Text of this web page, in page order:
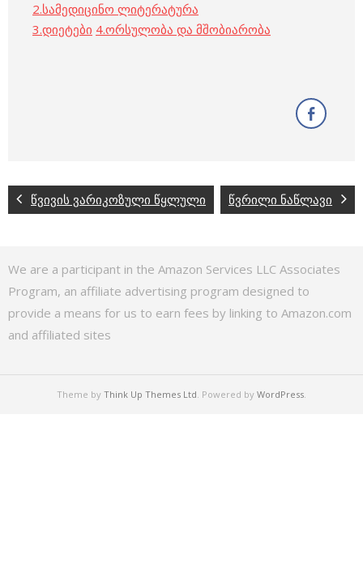
2.სამედიცინო ლიტერატურა
3.დიეტები 4.ორსულობა და მშობიარობა
წვივის ვარიკოზული წყლული წვრილი ნაწლავი
We are a participant in the Amazon Services LLC Associates
Program, an affiliate advertising program designed to
provide a means for us to earn fees by linking to Amazon.com
and affiliated sites
Theme by Think Up Themes Ltd. Powered by WordPress.